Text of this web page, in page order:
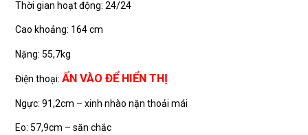
Thời gian hoạt động: 24/24
Cao khoảng: 164 cm
Nặng: 55,7kg
Điện thoại:ẤN VÀO ĐỂ HIỂN THỊ
Ngực: 91,2cm – xinh nhào nặn thoải mái
Eo: 57,9cm – săn chắc